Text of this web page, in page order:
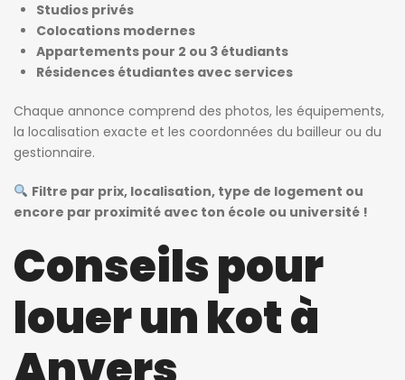
Studios privés
Colocations modernes
Appartements pour 2 ou 3 étudiants
Résidences étudiantes avec services
Chaque annonce comprend des photos, les équipements,
la localisation exacte et les coordonnées du bailleur ou du
gestionnaire.
Filtre par prix, localisation, type de logement ou
encore par proximité avec ton école ou université !
Conseils pour
louer un kot à